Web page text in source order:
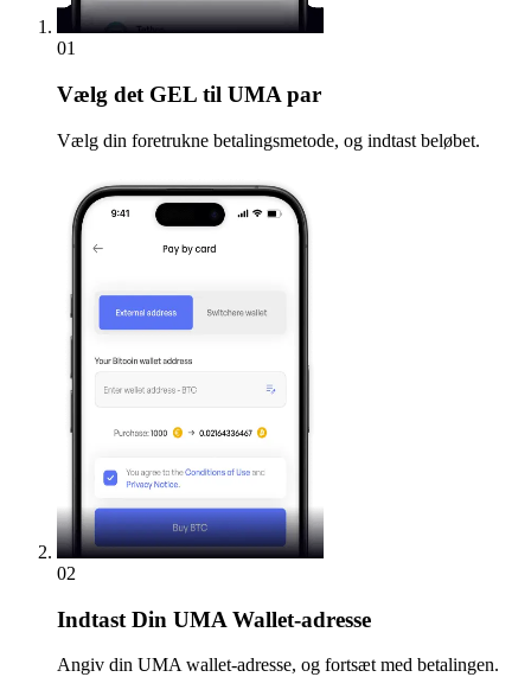
01
Vælg det GEL til UMA par
Vælg din foretrukne betalingsmetode, og indtast beløbet.
02
Indtast Din UMA Wallet-adresse
Angiv din UMA wallet-adresse, og fortsæt med betalingen.